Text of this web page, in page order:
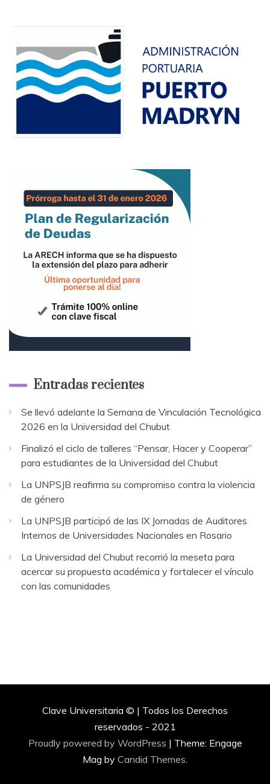
Entradas recientes
Se llevó adelante la Semana de Vinculación Tecnológica
2026 en la Universidad del Chubut
Finalizó el ciclo de talleres “Pensar, Hacer y Cooperar”
para estudiantes de la Universidad del Chubut
La UNPSJB reafirma su compromiso contra la violencia
de género
La UNPSJB participó de las IX Jornadas de Auditores
Internos de Universidades Nacionales en Rosario
La Universidad del Chubut recorrió la meseta para
acercar su propuesta académica y fortalecer el vínculo
con las comunidades
Clave Universitaria © | Todos los Derechos
reservados - 2021
Proudly powered by WordPress | Theme: Engage
Mag by Candid Themes.